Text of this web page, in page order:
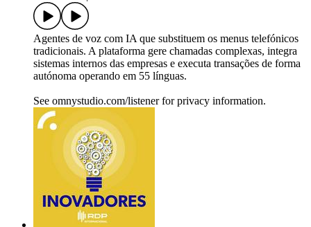
Agentes de voz com IA que substituem os menus telefónicos
tradicionais. A plataforma gere chamadas complexas, integra
sistemas internos das empresas e executa transações de forma
autónoma operando em 55 línguas.
See omnystudio.com/listener for privacy information.